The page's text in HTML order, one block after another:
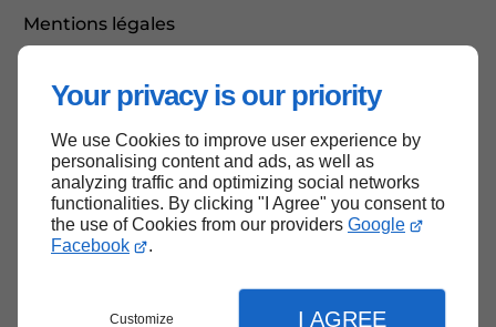
Your privacy is our priority
We use Cookies to improve user experience by
personalising content and ads, as well as
analyzing traffic and optimizing social networks
functionalities. By clicking "I Agree" you consent to
the use of Cookies from our providers Google
Facebook
.
Customize I AGREE
Mentions légales
Haut de page